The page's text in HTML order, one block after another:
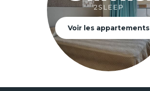
Voir les appartements